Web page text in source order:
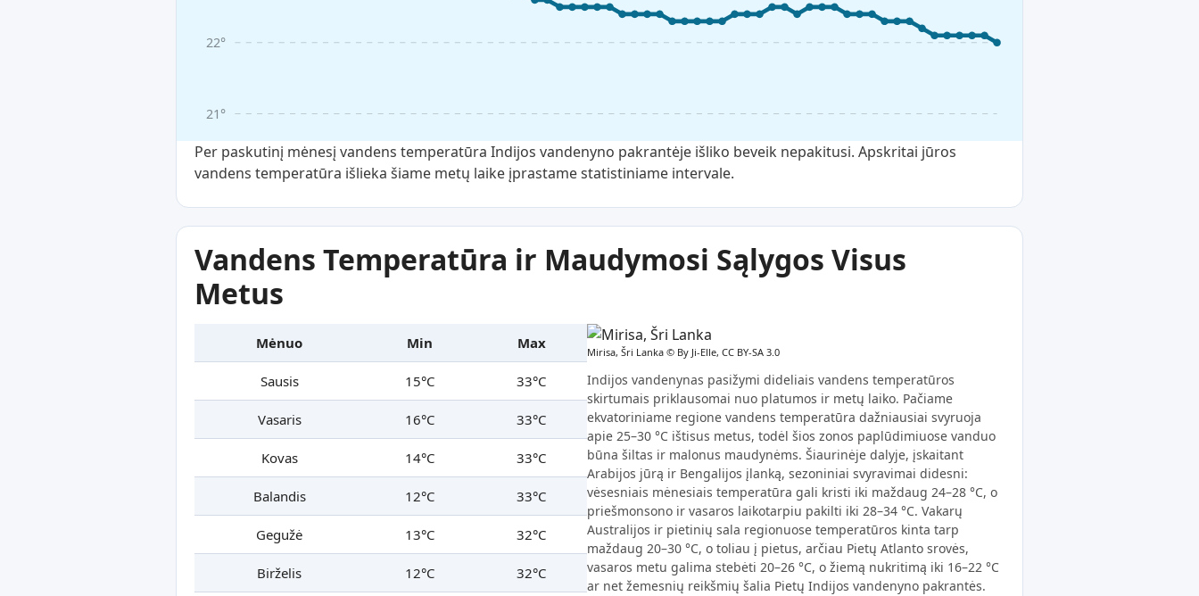
21°
22°
Per paskutinį mėnesį vandens temperatūra Indijos vandenyno pakrantėje išliko beveik nepakitusi. Apskritai jūros
vandens temperatūra išlieka šiame metų laike įprastame statistiniame intervale.
Vandens Temperatūra ir Maudymosi Sąlygos Visus
Metus
Mėnuo Min Max
Sausis 15°C 33°C
Vasaris 16°C 33°C
Kovas 14°C 33°C
Balandis 12°C 33°C
Gegužė 13°C 32°C
Birželis 12°C 32°C
Mirisa, Šri Lanka © By Ji-Elle, CC BY-SA 3.0
Indijos vandenynas pasižymi dideliais vandens temperatūros
skirtumais priklausomai nuo platumos ir metų laiko. Pačiame
ekvatoriniame regione vandens temperatūra dažniausiai svyruoja
apie 25–30 °C ištisus metus, todėl šios zonos paplūdimiuose vanduo
būna šiltas ir malonus maudynėms. Šiaurinėje dalyje, įskaitant
Arabijos jūrą ir Bengalijos įlanką, sezoniniai svyravimai didesni:
vėsesniais mėnesiais temperatūra gali kristi iki maždaug 24–28 °C, o
priešmonsono ir vasaros laikotarpiu pakilti iki 28–34 °C. Vakarų
Australijos ir pietinių sala regionuose temperatūros kinta tarp
maždaug 20–30 °C, o toliau į pietus, arčiau Pietų Atlanto srovės,
vasaros metu galima stebėti 20–26 °C, o žiemą nukritimą iki 16–22 °C
ar net žemesnių reikšmių šalia Pietų Indijos vandenyno pakrantės.